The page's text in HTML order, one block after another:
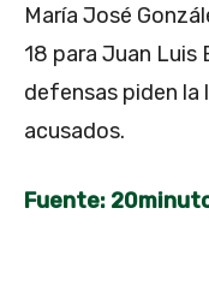
María José
18 para Juan Luis
defensas piden la
acusados.
Fuente: